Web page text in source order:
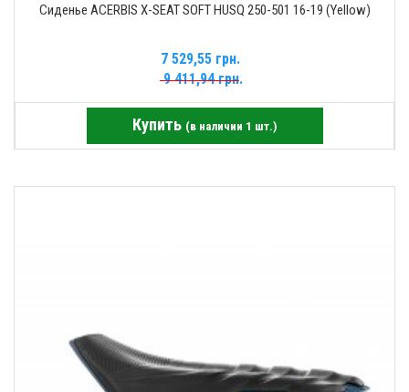
Сиденье ACERBIS X-SEAT SOFT HUSQ 250-501 16-19 (Yellow)
7 529,55 грн.
9 411,94 грн.
Купить (в наличии 1 шт.)